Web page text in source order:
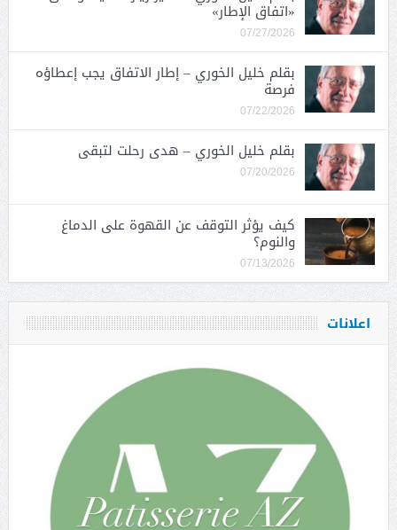
«اتفاق الإطار»
07/27/2026
بقلم خليل الخوري – إطار الاتفاق يجب إعطاؤه
فرصة
07/22/2026
بقلم خليل الخوري – هدى رحلت لتبقى
07/20/2026
كيف يؤثر التوقف عن القهوة على الدماغ
والنوم؟
07/13/2026
اعلانات